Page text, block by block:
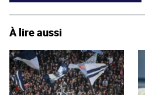
À lire aussi